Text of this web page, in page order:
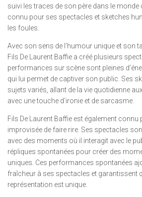
suivi les traces de son père dans le monde
connu pour ses spectacles et sketches
les foules.
Avec son sens de l’humour unique et son
Fils De Laurent Baffie a créé plusieurs
performances sur scène sont pleines
qui lui permet de captiver son public. Ses
sujets variés, allant de la vie quotidienne
avec une touche d’ironie et de sarcasme.
Fils De Laurent Baffie est également
improvisée de faire rire. Ses spectacles
avec des moments où il interagit avec le
répliques spontanées pour créer des
uniques. Ces performances spontanées
fraîcheur à ses spectacles et garantissent
représentation est unique.